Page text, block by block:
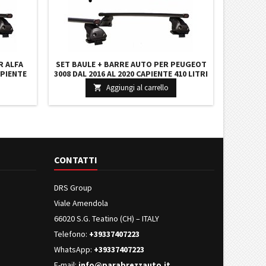
ALFA
SET BAULE + BARRE AUTO PER PEUGEOT
3008 DAL 2016 AL 2020 CAPIENTE 410 LITRI
COLORE GRIGIO CON CHIAVI BARRE 127
CM + KIT ATTACCHI
 Aggiungi al carrello
CONTATTI
DRS Group
Viale Amendola
66020 S.G. Teatino (CH) – ITALY
Telefono: +39337407223
WhatsApp: +39337407223